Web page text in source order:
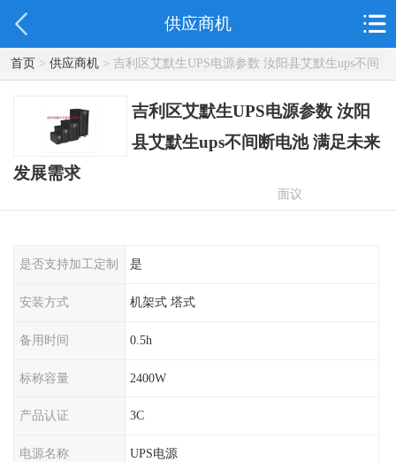
供应商机
首页> 供应商机> 吉利区艾默生UPS电源参数 汝阳县艾默生ups不间
断电池 满足未来发展需求
吉利区艾默生UPS电源参数 汝阳
县艾默生ups不间断电池 满足未来
发展需求
面议
是否支持加工定制 是
安装方式 机架式 塔式
备用时间 0.5h
标称容量 2400W
产品认证 3C
电源名称 UPS电源